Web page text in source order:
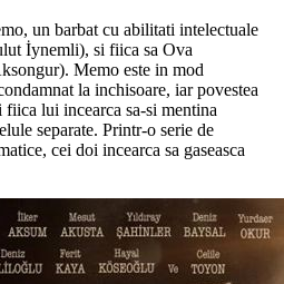
un barbat cu abilitati intelectuale
İynemli), si fiica sa Ova
Memo este in mod
la inchisoare, iar povestea
lui incearca sa-si mentina
separate. Printr-o serie de
cei doi incearca sa gaseasca